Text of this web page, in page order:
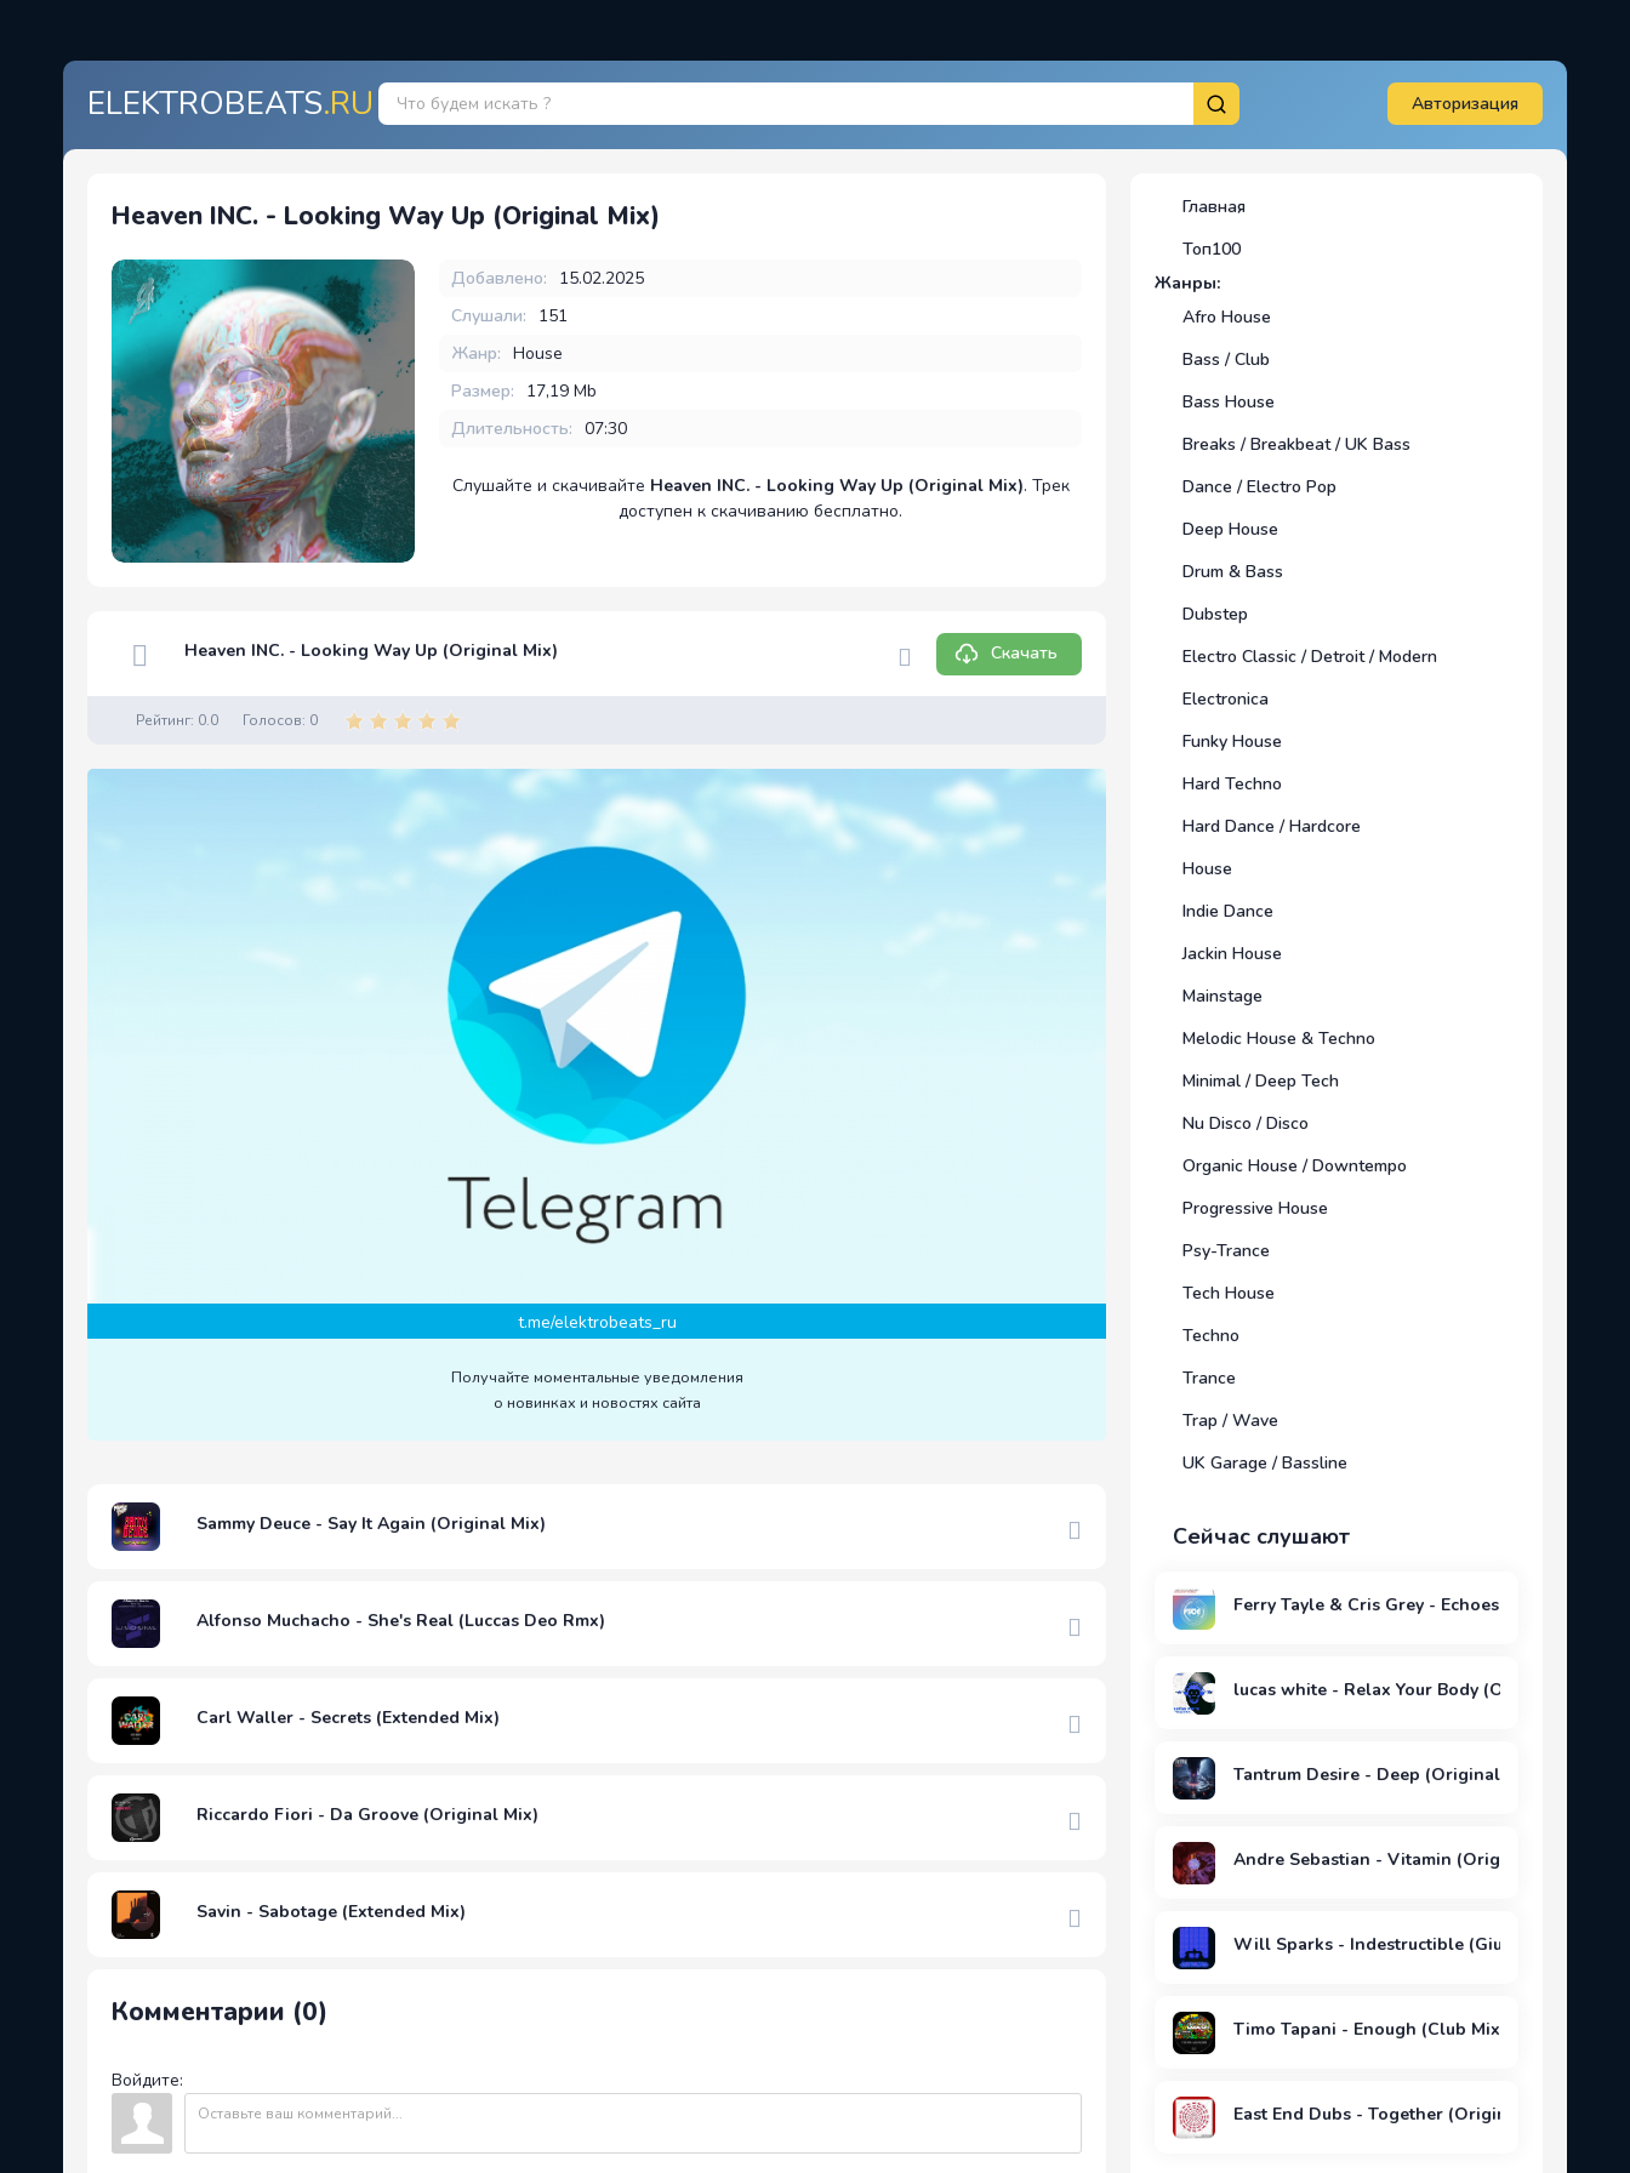
ELEKTROBEATS.RU Авторизация
Heaven INC. - Looking Way Up (Original Mix)
Добавлено:
15.02.2025
Слушали:
151
Жанр: House
Размер:
17,19 Mb
Длительность: 07:30
Слушайте и скачивайте Heaven INC. - Looking Way Up (Original Mix). Трек
доступен к скачиванию бесплатно.
Heaven INC. - Looking Way Up (Original Mix) Скачать
Рейтинг: 0.0 Голосов: 0
t.me/elektrobeats_ru
Получайте моментальные уведомления
о новинках и новостях сайта
Sammy Deuce - Say It Again (Original Mix)
Alfonso Muchacho - She's Real (Luccas Deo Rmx)
Carl Waller - Secrets (Extended Mix)
Riccardo Fiori - Da Groove (Original Mix)
Savin - Sabotage (Extended Mix)
Комментарии (0)
Войдите:
Главная
Топ100
Жанры:
Afro House
Bass / Club
Bass House
Breaks / Breakbeat / UK Bass
Dance / Electro Pop
Deep House
Drum & Bass
Dubstep
Electro Classic / Detroit / Modern
Electronica
Funky House
Hard Techno
Hard Dance / Hardcore
House
Indie Dance
Jackin House
Mainstage
Melodic House & Techno
Minimal / Deep Tech
Nu Disco / Disco
Organic House / Downtempo
Progressive House
Psy-Trance
Tech House
Techno
Trance
Trap / Wave
UK Garage / Bassline
Сейчас слушают
Ferry Tayle & Cris Grey - Echoes Of The Nile
lucas white - Relax Your Body (Original Mix)
Tantrum Desire - Deep (Original Mix)
Andre Sebastian - Vitamin (Original Mix)
Will Sparks - Indestructible (Giuseppe
Timo Tapani - Enough (Club Mix)
East End Dubs - Together (Original Mix)